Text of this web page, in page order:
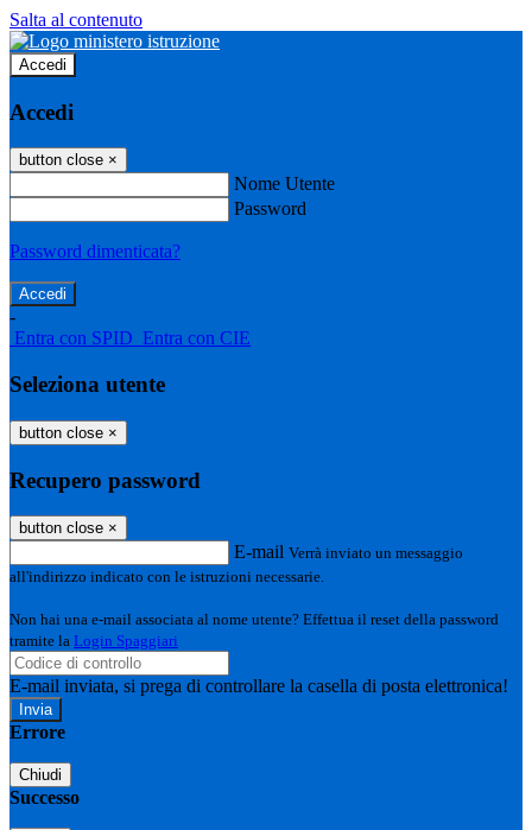
Salta al contenuto
Accedi
Accedi
button close ×
Nome Utente
Password
Password dimenticata?
-
Entra con SPID Entra con CIE
Seleziona utente
button close ×
Recupero password
button close ×
E-mail Verrà inviato un messaggio
all'indirizzo indicato con le istruzioni necessarie.
Non hai una e-mail associata al nome utente? Effettua il reset della password
tramite la Login Spaggiari
E-mail inviata, si prega di controllare la casella di posta elettronica!
Errore
Chiudi
Successo